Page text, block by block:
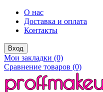
О нас
Доставка и оплата
Контакты
Вход
Мои закладки (0)
Сравнение товаров (0)